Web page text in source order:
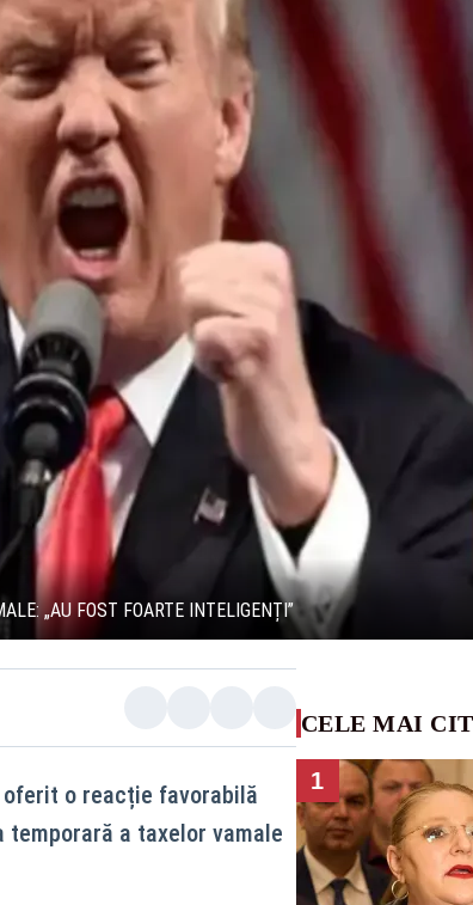
„AU FOST FOARTE INTELIGENȚI”
oferit o reacție favorabilă
temporară a taxelor vamale
CELE MAI
1